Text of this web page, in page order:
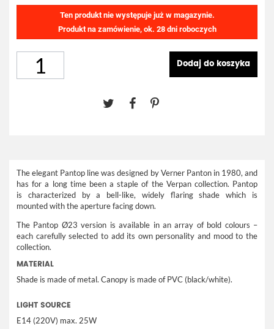
Ten produkt nie występuje już w magazynie.
Produkt na zamówienie, ok. 28 dni roboczych
Dodaj do koszyka
The elegant Pantop line was designed by Verner Panton in 1980, and
has for a long time been a staple of the Verpan collection. Pantop
is characterized by a bell-like, widely flaring shade which is
mounted with the aperture facing down.
The Pantop Ø23 version is available in an array of bold colours –
each carefully selected to add its own personality and mood to the
collection.
MATERIAL
Shade is made of metal. Canopy is made of PVC (black/white).
LIGHT SOURCE
E14 (220V) max. 25W